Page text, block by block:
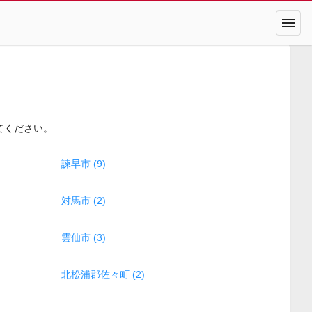
menu
ださい。
諫早市 (9)
対馬市 (2)
雲仙市 (3)
北松浦郡佐々町 (2)